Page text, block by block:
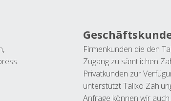
Firmenkunden die den
Zugang zu sämtlichen
Privatkunden zur
unterstützt Talixo
Anfrage können wir